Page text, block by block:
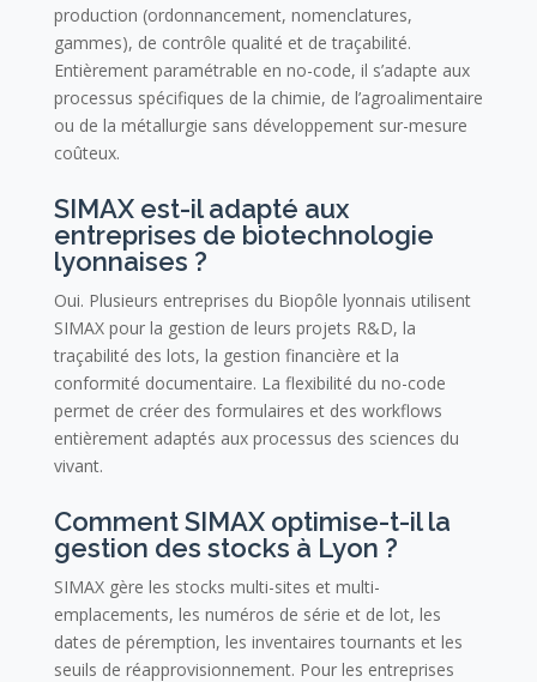
production (ordonnancement, nomenclatures,
gammes), de contrôle qualité et de traçabilité.
Entièrement paramétrable en no-code, il s’adapte aux
processus spécifiques de la chimie, de l’agroalimentaire
ou de la métallurgie sans développement sur-mesure
coûteux.
SIMAX est-il adapté aux
entreprises de biotechnologie
lyonnaises ?
Oui. Plusieurs entreprises du Biopôle lyonnais utilisent
SIMAX pour la gestion de leurs projets R&D, la
traçabilité des lots, la gestion financière et la
conformité documentaire. La flexibilité du no-code
permet de créer des formulaires et des workflows
entièrement adaptés aux processus des sciences du
vivant.
Comment SIMAX optimise-t-il la
gestion des stocks à Lyon ?
SIMAX gère les stocks multi-sites et multi-
emplacements, les numéros de série et de lot, les
dates de péremption, les inventaires tournants et les
seuils de réapprovisionnement. Pour les entreprises